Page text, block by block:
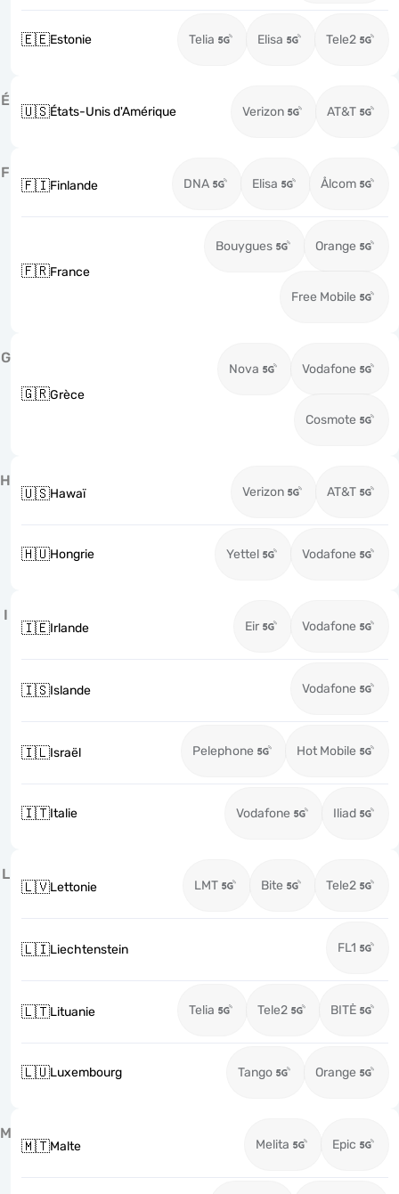
🇪🇪Estonie Telia Elisa Tele2
É
🇺🇸États-Unis d'Amérique Verizon AT&T
F
🇫🇮Finlande DNA Elisa Ålcom
🇫🇷France
Bouygues Orange
Free Mobile
G
🇬🇷Grèce
Nova Vodafone
Cosmote
H
🇺🇸Hawaï Verizon AT&T
🇭🇺Hongrie Yettel Vodafone
I
🇮🇪Irlande Eir Vodafone
🇮🇸Islande Vodafone
🇮🇱Israël Pelephone Hot Mobile
🇮🇹Italie Vodafone Iliad
L
🇱🇻Lettonie LMT Bite Tele2
🇱🇮Liechtenstein FL1
🇱🇹Lituanie Telia Tele2 BITĖ
🇱🇺Luxembourg Tango Orange
M
🇲🇹Malte Melita Epic